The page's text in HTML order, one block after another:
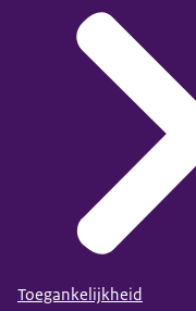
Toegankelijkheid